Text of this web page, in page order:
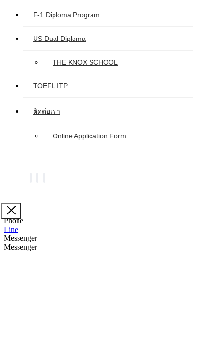
F-1 Diploma Program
US Dual Diploma
THE KNOX SCHOOL
TOEFL ITP
ติดต่อเรา
Online Application Form
Phone
Line
Messenger
Messenger